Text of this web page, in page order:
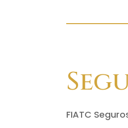
FIATC